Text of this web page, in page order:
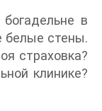
в
белые стены.
страховка?
клинике?